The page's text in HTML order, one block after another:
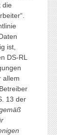
die
ist,
DS-RL
allem
13 der